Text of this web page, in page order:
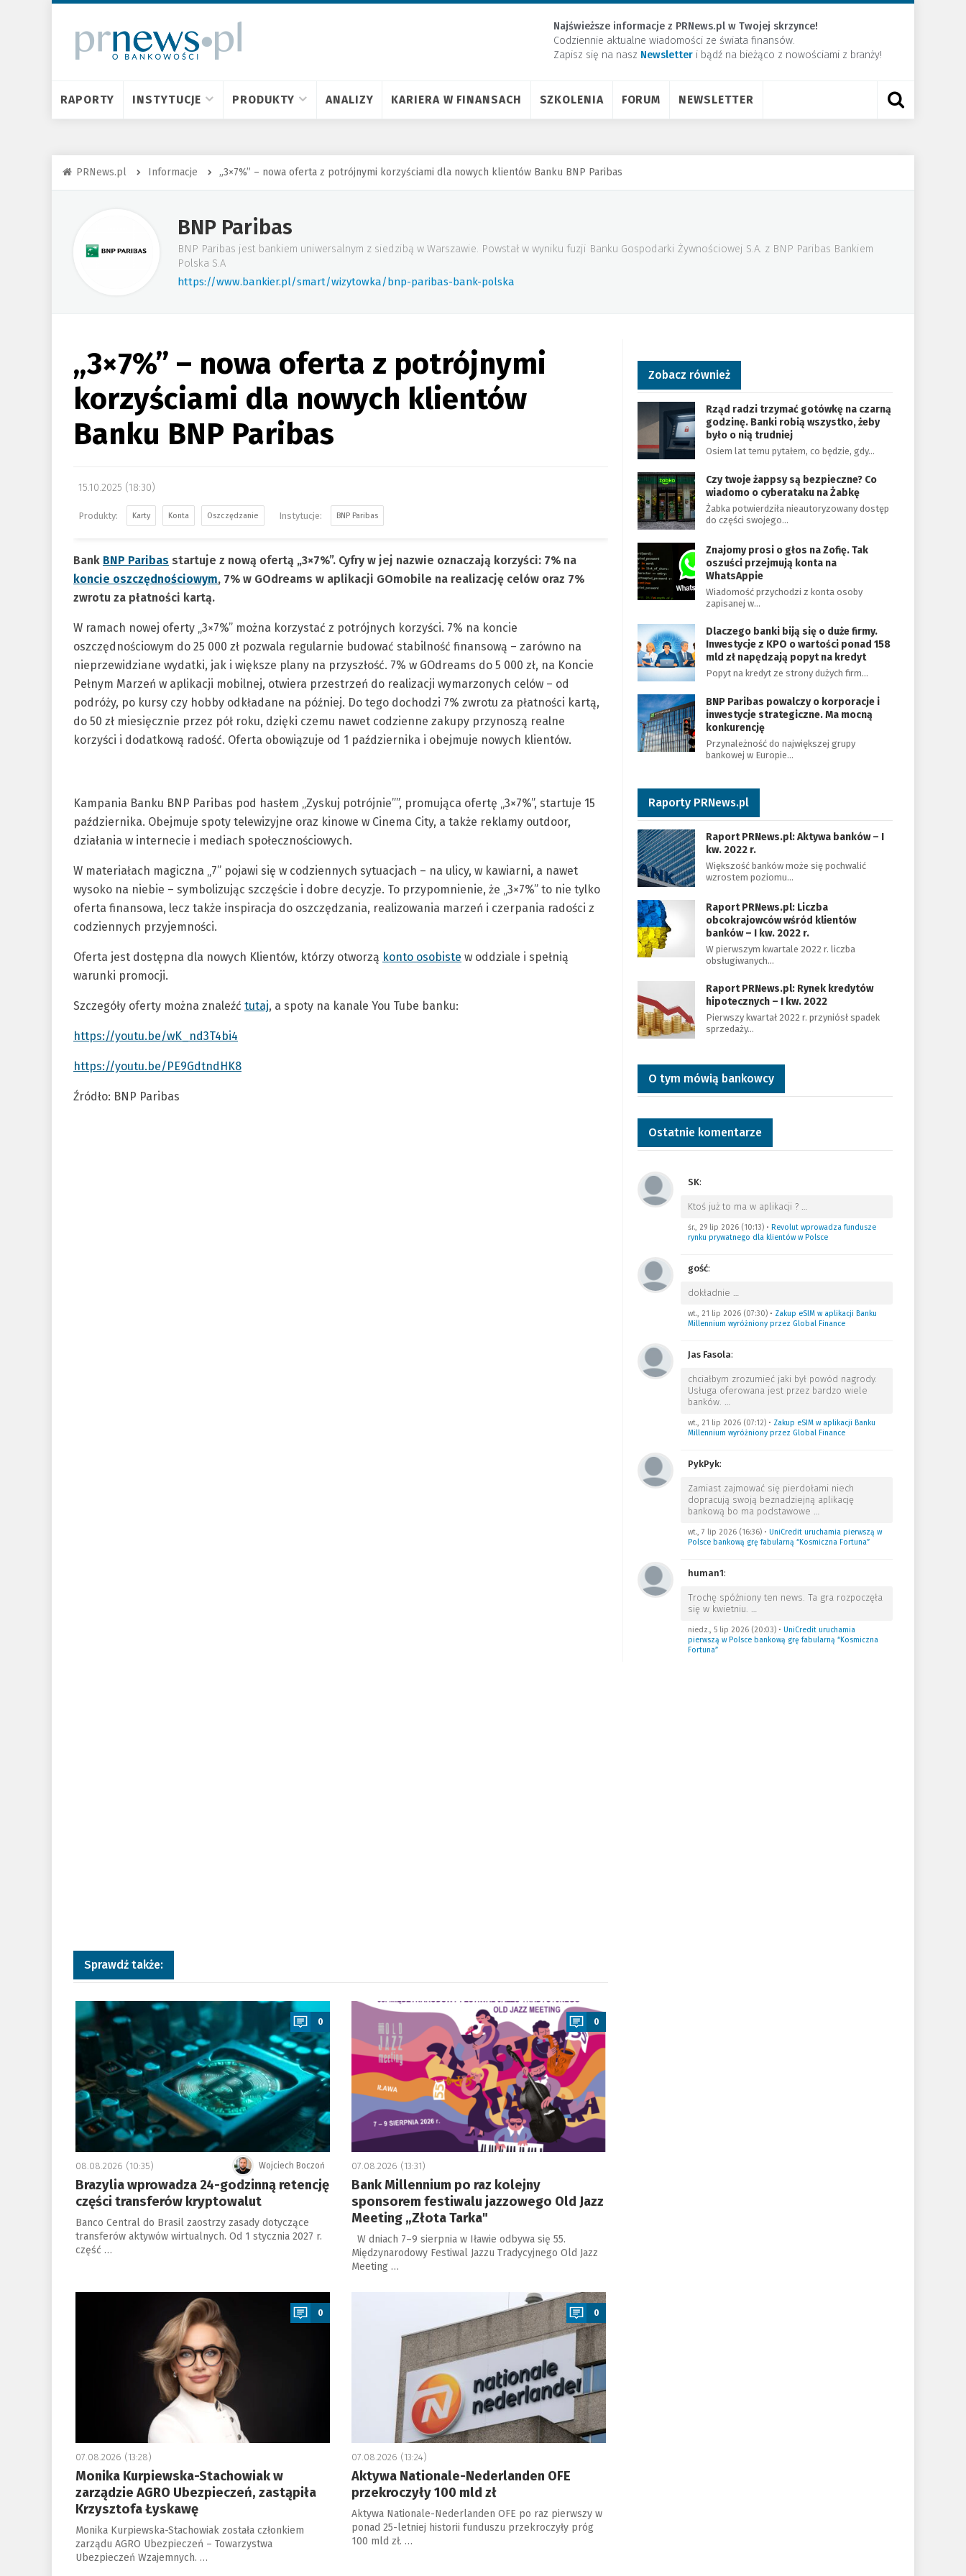
Najświeższe informacje z PRNews.pl w Twojej skrzynce!
Codziennie aktualne wiadomości ze świata finansów.
Zapisz się na nasz Newsletter ​i bądź na bieżąco z nowościami z branży!
RAPORTY INSTYTUCJE PRODUKTY ANALIZY KARIERA W FINANSACH SZKOLENIA FORUM NEWSLETTER
PRNews.pl Informacje „3×7%” – nowa oferta z potrójnymi korzyściami dla nowych klientów Banku BNP Paribas
BNP Paribas
BNP Paribas jest bankiem uniwersalnym z siedzibą w Warszawie. Powstał w wyniku fuzji Banku Gospodarki Żywnościowej S.A. z BNP Paribas Bankiem
Polska S.A
https://www.bankier.pl/smart/wizytowka/bnp-paribas-bank-polska
„3×7%” – nowa oferta z potrójnymi
korzyściami dla nowych klientów
Banku BNP Paribas
15.10.2025 (18:30)
Karty Konta Oszczędzanie BNP Paribas
Bank BNP Paribas startuje z nową ofertą „3×7%”. Cyfry w jej nazwie oznaczają korzyści: 7% na
koncie oszczędnościowym, 7% w GOdreams w aplikacji GOmobile na realizację celów oraz 7%
zwrotu za płatności kartą.
W ramach nowej oferty „3×7%” można korzystać z potrójnych korzyści. 7% na koncie
oszczędnościowym do 25 000 zł pozwala regularnie budować stabilność finansową – zarówno na
nieprzewidziane wydatki, jak i większe plany na przyszłość. 7% w GOdreams do 5 000 zł, na Koncie
Pełnym Marzeń w aplikacji mobilnej, otwiera przestrzeń do realizacji wymarzonych celów – od
podróży, po kursy czy hobby odkładane na później. Do tego dochodzi 7% zwrotu za płatności kartą,
do 50 zł miesięcznie przez pół roku, dzięki czemu nawet codzienne zakupy przynoszą realne
korzyści i dodatkową radość. Oferta obowiązuje od 1 października i obejmuje nowych klientów.
Kampania Banku BNP Paribas pod hasłem „Zyskuj potrójnie””, promująca ofertę „3×7%”, startuje 15
października. Obejmuje spoty telewizyjne oraz kinowe w Cinema City, a także reklamy outdoor,
działania w internecie i mediach społecznościowych.
W materiałach magiczna „7” pojawi się w codziennych sytuacjach – na ulicy, w kawiarni, a nawet
wysoko na niebie – symbolizując szczęście i dobre decyzje. To przypomnienie, że „3×7%” to nie tylko
oferta finansowa, lecz także inspiracja do oszczędzania, realizowania marzeń i czerpania radości z
codziennych przyjemności.
Oferta jest dostępna dla nowych Klientów, którzy otworzą konto osobiste w oddziale i spełnią
warunki promocji.
Szczegóły oferty można znaleźć tutaj, a spoty na kanale You Tube banku:
https://youtu.be/wK_nd3T4bi4
https://youtu.be/PE9GdtndHK8
Źródło: BNP Paribas
Sprawdź także:
a
0
Wojciech Boczoń
08.08.2026 (10:35)
Brazylia wprowadza 24-godzinną retencję
części transferów kryptowalut
Banco Central do Brasil zaostrzy zasady dotyczące
transferów aktywów wirtualnych. Od 1 stycznia 2027 r.
część …
a
0
07.08.2026 (13:31)
Bank Millennium po raz kolejny
sponsorem festiwalu jazzowego Old Jazz
Meeting „Złota Tarka"
W dniach 7–9 sierpnia w Iławie odbywa się 55.
Międzynarodowy Festiwal Jazzu Tradycyjnego Old Jazz
Meeting …
a
0
07.08.2026 (13:28)
Monika Kurpiewska-Stachowiak w
zarządzie AGRO Ubezpieczeń, zastąpiła
Krzysztofa Łyskawę
Monika Kurpiewska-Stachowiak została członkiem
zarządu AGRO Ubezpieczeń – Towarzystwa
Ubezpieczeń Wzajemnych. …
0
07.08.2026 (13:24)
Aktywa Nationale-Nederlanden OFE
przekroczyły 100 mld zł
Aktywa Nationale-Nederlanden OFE po raz pierwszy w
ponad 25-letniej historii funduszu przekroczyły próg
100 mld zł. …
Zobacz również
Rząd radzi trzymać gotówkę na czarną
godzinę. Banki robią wszystko, żeby
było o nią trudniej
Osiem lat temu pytałem, co będzie, gdy…
Czy twoje żappsy są bezpieczne? Co
wiadomo o cyberataku na Żabkę
Żabka potwierdziła nieautoryzowany dostęp
do części swojego…
Znajomy prosi o głos na Zofię. Tak
oszuści przejmują konta na
WhatsAppie
Wiadomość przychodzi z konta osoby
zapisanej w…
Dlaczego banki biją się o duże firmy.
Inwestycje z KPO o wartości ponad 158
mld zł napędzają popyt na kredyt
Popyt na kredyt ze strony dużych firm…
BNP Paribas powalczy o korporacje i
inwestycje strategiczne. Ma mocną
konkurencję
Przynależność do największej grupy
bankowej w Europie…
Raporty PRNews.pl
Raport PRNews.pl: Aktywa banków – I
kw. 2022 r.
Większość banków może się pochwalić
wzrostem poziomu…
Raport PRNews.pl: Liczba
obcokrajowców wśród klientów
banków – I kw. 2022 r.
W pierwszym kwartale 2022 r. liczba
obsługiwanych…
Raport PRNews.pl: Rynek kredytów
hipotecznych – I kw. 2022
Pierwszy kwartał 2022 r. przyniósł spadek
sprzedaży…
O tym mówią bankowcy
Ostatnie komentarze
SK:
Ktoś już to ma w aplikacji ? …
śr., 29 lip 2026 (10:13)• Revolut wprowadza fundusze
rynku prywatnego dla klientów w Polsce
gość:
dokładnie …
wt., 21 lip 2026 (07:30)• Zakup eSIM w aplikacji Banku
Millennium wyróżniony przez Global Finance
Jas Fasola:
chciałbym zrozumieć jaki był powód nagrody.
Usługa oferowana jest przez bardzo wiele
banków. …
wt., 21 lip 2026 (07:12)• Zakup eSIM w aplikacji Banku
Millennium wyróżniony przez Global Finance
PykPyk:
Zamiast zajmować się pierdołami niech
dopracują swoją beznadziejną aplikację
bankową bo ma podstawowe …
wt., 7 lip 2026 (16:36)• UniCredit uruchamia pierwszą w
Polsce bankową grę fabularną “Kosmiczna Fortuna”
human1:
Trochę spóźniony ten news. Ta gra rozpoczęła
się w kwietniu. …
niedz., 5 lip 2026 (20:03)• UniCredit uruchamia
pierwszą w Polsce bankową grę fabularną “Kosmiczna
Fortuna”